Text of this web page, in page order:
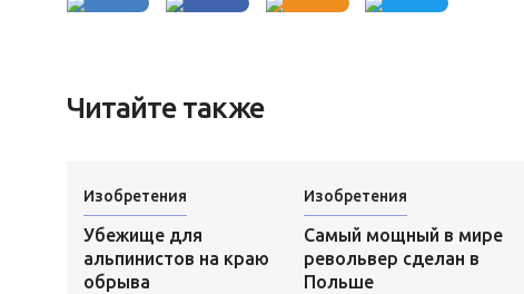
Читайте также
Изобретения
Убежище для
альпинистов на краю
обрыва
Изобретения
Самый мощный в мире
револьвер сделан в
Польше